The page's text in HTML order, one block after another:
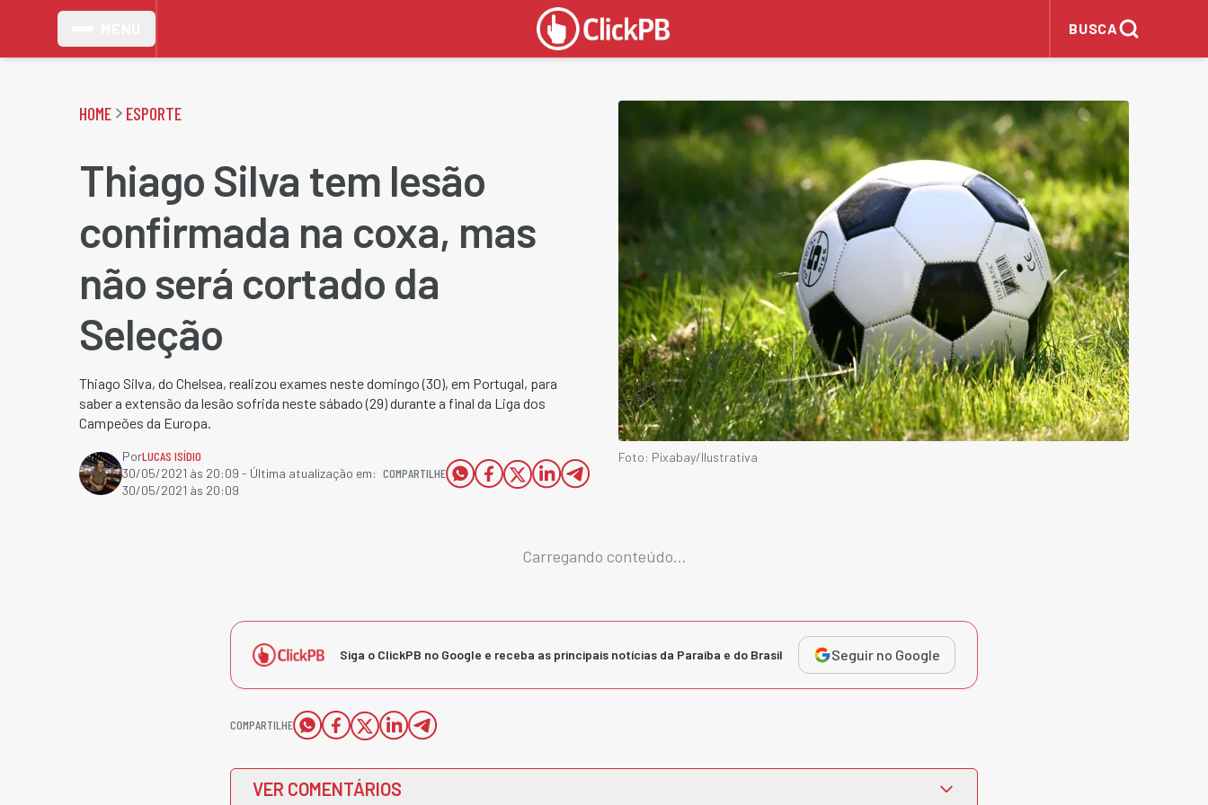
BUSCA
HOME ESPORTE
Thiago Silva tem lesão
confirmada na coxa, mas
não será cortado da
Seleção
Thiago Silva, do Chelsea, realizou exames neste domingo (30), em Portugal, para
saber a extensão da lesão sofrida neste sábado (29) durante a final da Liga dos
Campeões da Europa.
PorLUCAS ISÍDIO
30/05/2021 às 20:09 - Última atualização em:
30/05/2021 às 20:09
COMPARTILHE
Foto: Pixabay/Ilustrativa
Carregando conteúdo...
Siga o ClickPB no Google e receba as principais notícias da Paraíba e do Brasil Seguir no Google
COMPARTILHE
VER COMENTÁRIOS